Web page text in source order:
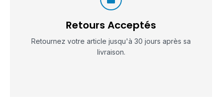
Retours Acceptés
Retournez votre article jusqu'à 30 jours après sa
livraison.